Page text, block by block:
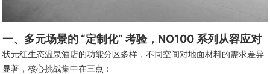
一、多元场景的 “定制化” 考验，NO100 系列从容应对
状元红生态温泉酒店的功能分区多样，不同空间对地面材料的需求差异
显著，核心挑战集中在三点：